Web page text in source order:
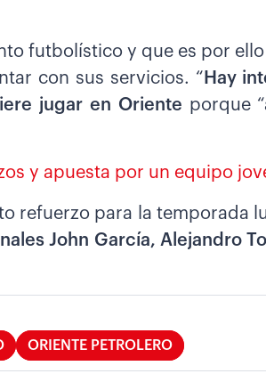
futbolístico y que es por
con sus servicios. “ Hay
jugar en Oriente porque
y apuesta por un equipo
refuerzo para la temporada
John García, Alejandro
ORIENTE PETROLERO